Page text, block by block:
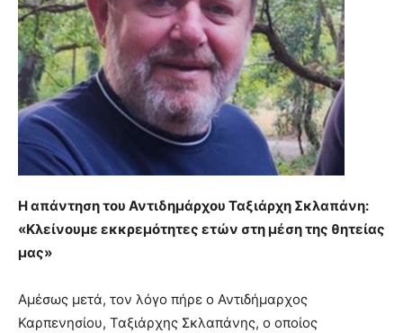
Η απάντηση του Αντιδημάρχου Ταξιάρχη Σκλαπάνη:
«Κλείνουμε εκκρεμότητες ετών στη μέση της θητείας
μας»
Αμέσως μετά, τον λόγο πήρε ο Αντιδήμαρχος
Καρπενησίου, Ταξιάρχης Σκλαπάνης, ο οποίος